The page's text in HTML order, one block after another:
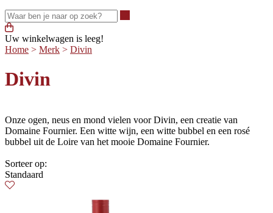
Uw winkelwagen is leeg!
Home > Merk > Divin
Divin
Onze ogen, neus en mond vielen voor Divin, een creatie van
Domaine Fournier. Een witte wijn, een witte bubbel en een rosé
bubbel uit de Loire van het mooie Domaine Fournier.
Sorteer op:
Standaard